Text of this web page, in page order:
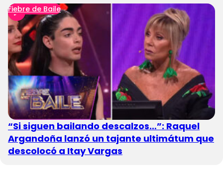
Fiebre de Baile
“Si siguen bailando descalzos…”: Raquel
Argandoña lanzó un tajante ultimátum que
descolocó a Itay Vargas